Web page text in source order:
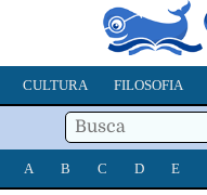
CULTURA FILOSOFIA
A B C D E